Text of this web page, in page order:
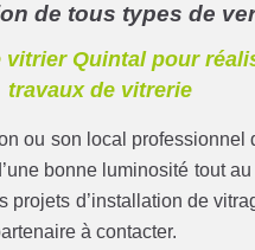
de tous types de
vitrier Quintal pour
travaux de vitrerie
ou son local professionnel
bonne luminosité tout
projets d’installation de
à contacter.